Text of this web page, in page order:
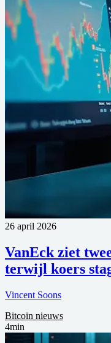
26 april 2026
VanEck ziet
terwijl koers
Vincent Soons
Bitcoin nieuws
4min